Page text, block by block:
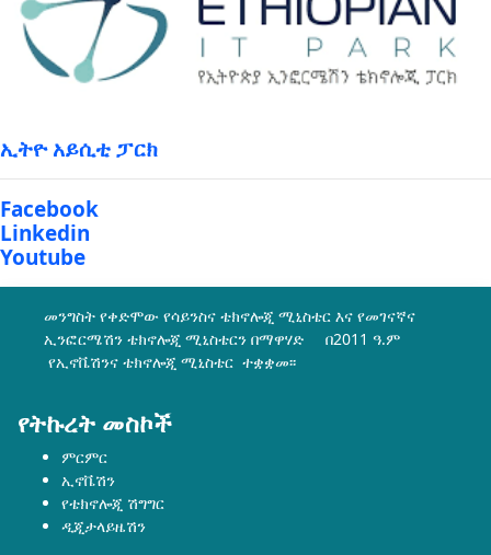
ኢትዮ አይሲቲ ፓርክ
Facebook
Linkedin
Youtube
መንግስት የቀድሞው የሳይንስና ቴክኖሎጂ ሚኒስቴር እና የመገናኛና
ኢንፎርሜሽን ቴክኖሎጂ ሚኒስቴርን በማዋሃድ በ2011 ዓ.ም
የኢኖቬሽንና ቴክኖሎጂ ሚኒስቴር ተቋቋመ፡፡
የትኩረት መስኮች
ምርምር
ኢኖቬሽን
የቴክኖሎጂ ሽግግር
ዲጂታላይዜሽን